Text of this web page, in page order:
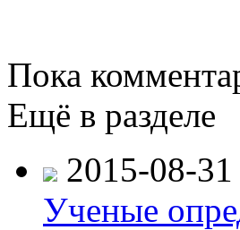
Пока
Ещё в разделе
2015-08-
Ученые